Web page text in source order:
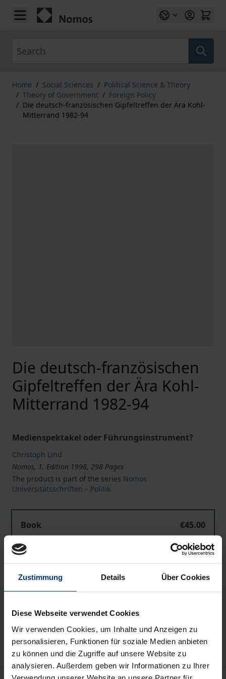
Zustimmung Details Über Cookies
Diese Webseite verwendet Cookies
Wir verwenden Cookies, um Inhalte und Anzeigen zu
personalisieren, Funktionen für soziale Medien anbieten
zu können und die Zugriffe auf unsere Website zu
analysieren. Außerdem geben wir Informationen zu Ihrer
Skip to Content
Home / Social Sciences / Political Science & Theory
/ Theory of Government / Foreign Policy
/ Die deutsch-französischen Gipfeltreffen der Ära Kohl-
Mitterrand 1982-94
Die deutsch-französischen
Gipfeltreffen der Ära Kohl-
Mitterrand 1982-94
Medienspektakel oder Führungsinstrument?
Christoph Lind
Nomos, 1. Edition 1998, 298 Pages
The product is part of the series Nomos
Universitätsschriften – Politik
Book
€45.00
ISBN 978-3-7890-5389-4
Not available
Add to Wish List
Delivery cost notice